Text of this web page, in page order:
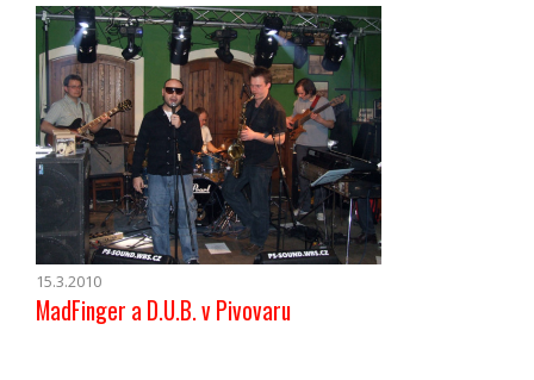
15.3.2010
MadFinger a D.U.B. v Pivovaru